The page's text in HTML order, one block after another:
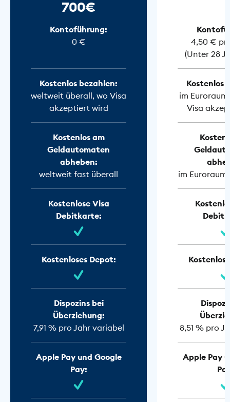
700€
Kontoführung:
0 €
Kostenlos bezahlen:
weltweit überall, wo Visa
akzeptiert wird
Kostenlos am
Geldautomaten
abheben:
weltweit fast überall
Kostenlose Visa
Debitkarte:
Kostenloses Depot:
Dispozins bei
Überziehung:
7,91 % pro Jahr variabel
Apple Pay und Google
Pay:
4,50 €
(Unter 28
Kostenlos
im
Visa
im
8,51 % pro
Apple Pay